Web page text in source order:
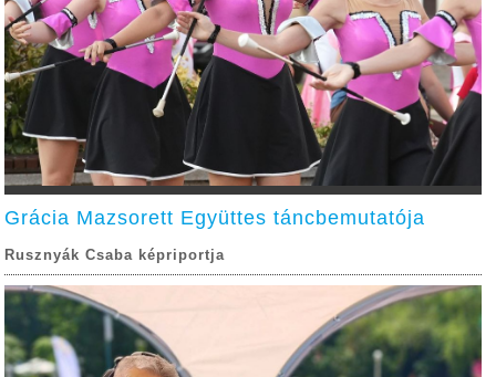
Grácia Mazsorett Együttes táncbemutatója
Rusznyák Csaba képriportja